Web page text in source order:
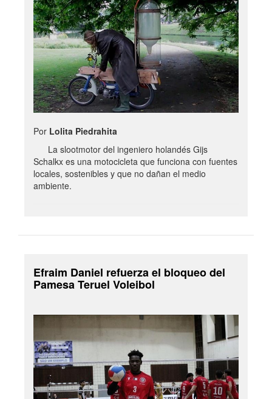
Por Lolita Piedrahita
La slootmotor del ingeniero holandés Gijs
Schalkx es una motocicleta que funciona con fuentes
locales, sostenibles y que no dañan el medio
ambiente.
Efraim Daniel refuerza el bloqueo del
Pamesa Teruel Voleibol